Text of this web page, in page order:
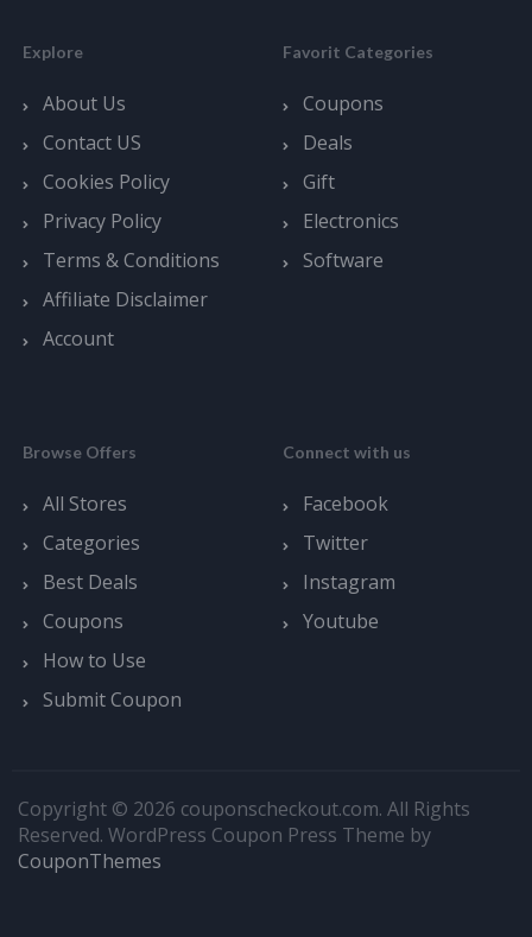
Explore
About Us
Contact US
Cookies Policy
Privacy Policy
Terms & Conditions
Affiliate Disclaimer
Account
Favorit Categories
Coupons
Deals
Gift
Electronics
Software
Browse Offers
All Stores
Categories
Best Deals
Coupons
How to Use
Submit Coupon
Connect with us
Facebook
Twitter
Instagram
Youtube
Copyright © 2026 couponscheckout.com. All Rights
Reserved. WordPress Coupon Press Theme by
CouponThemes